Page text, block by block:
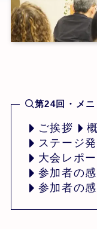
第24回・メニ
ご挨拶
ステージ
大会レポー
参加者の
参加者の